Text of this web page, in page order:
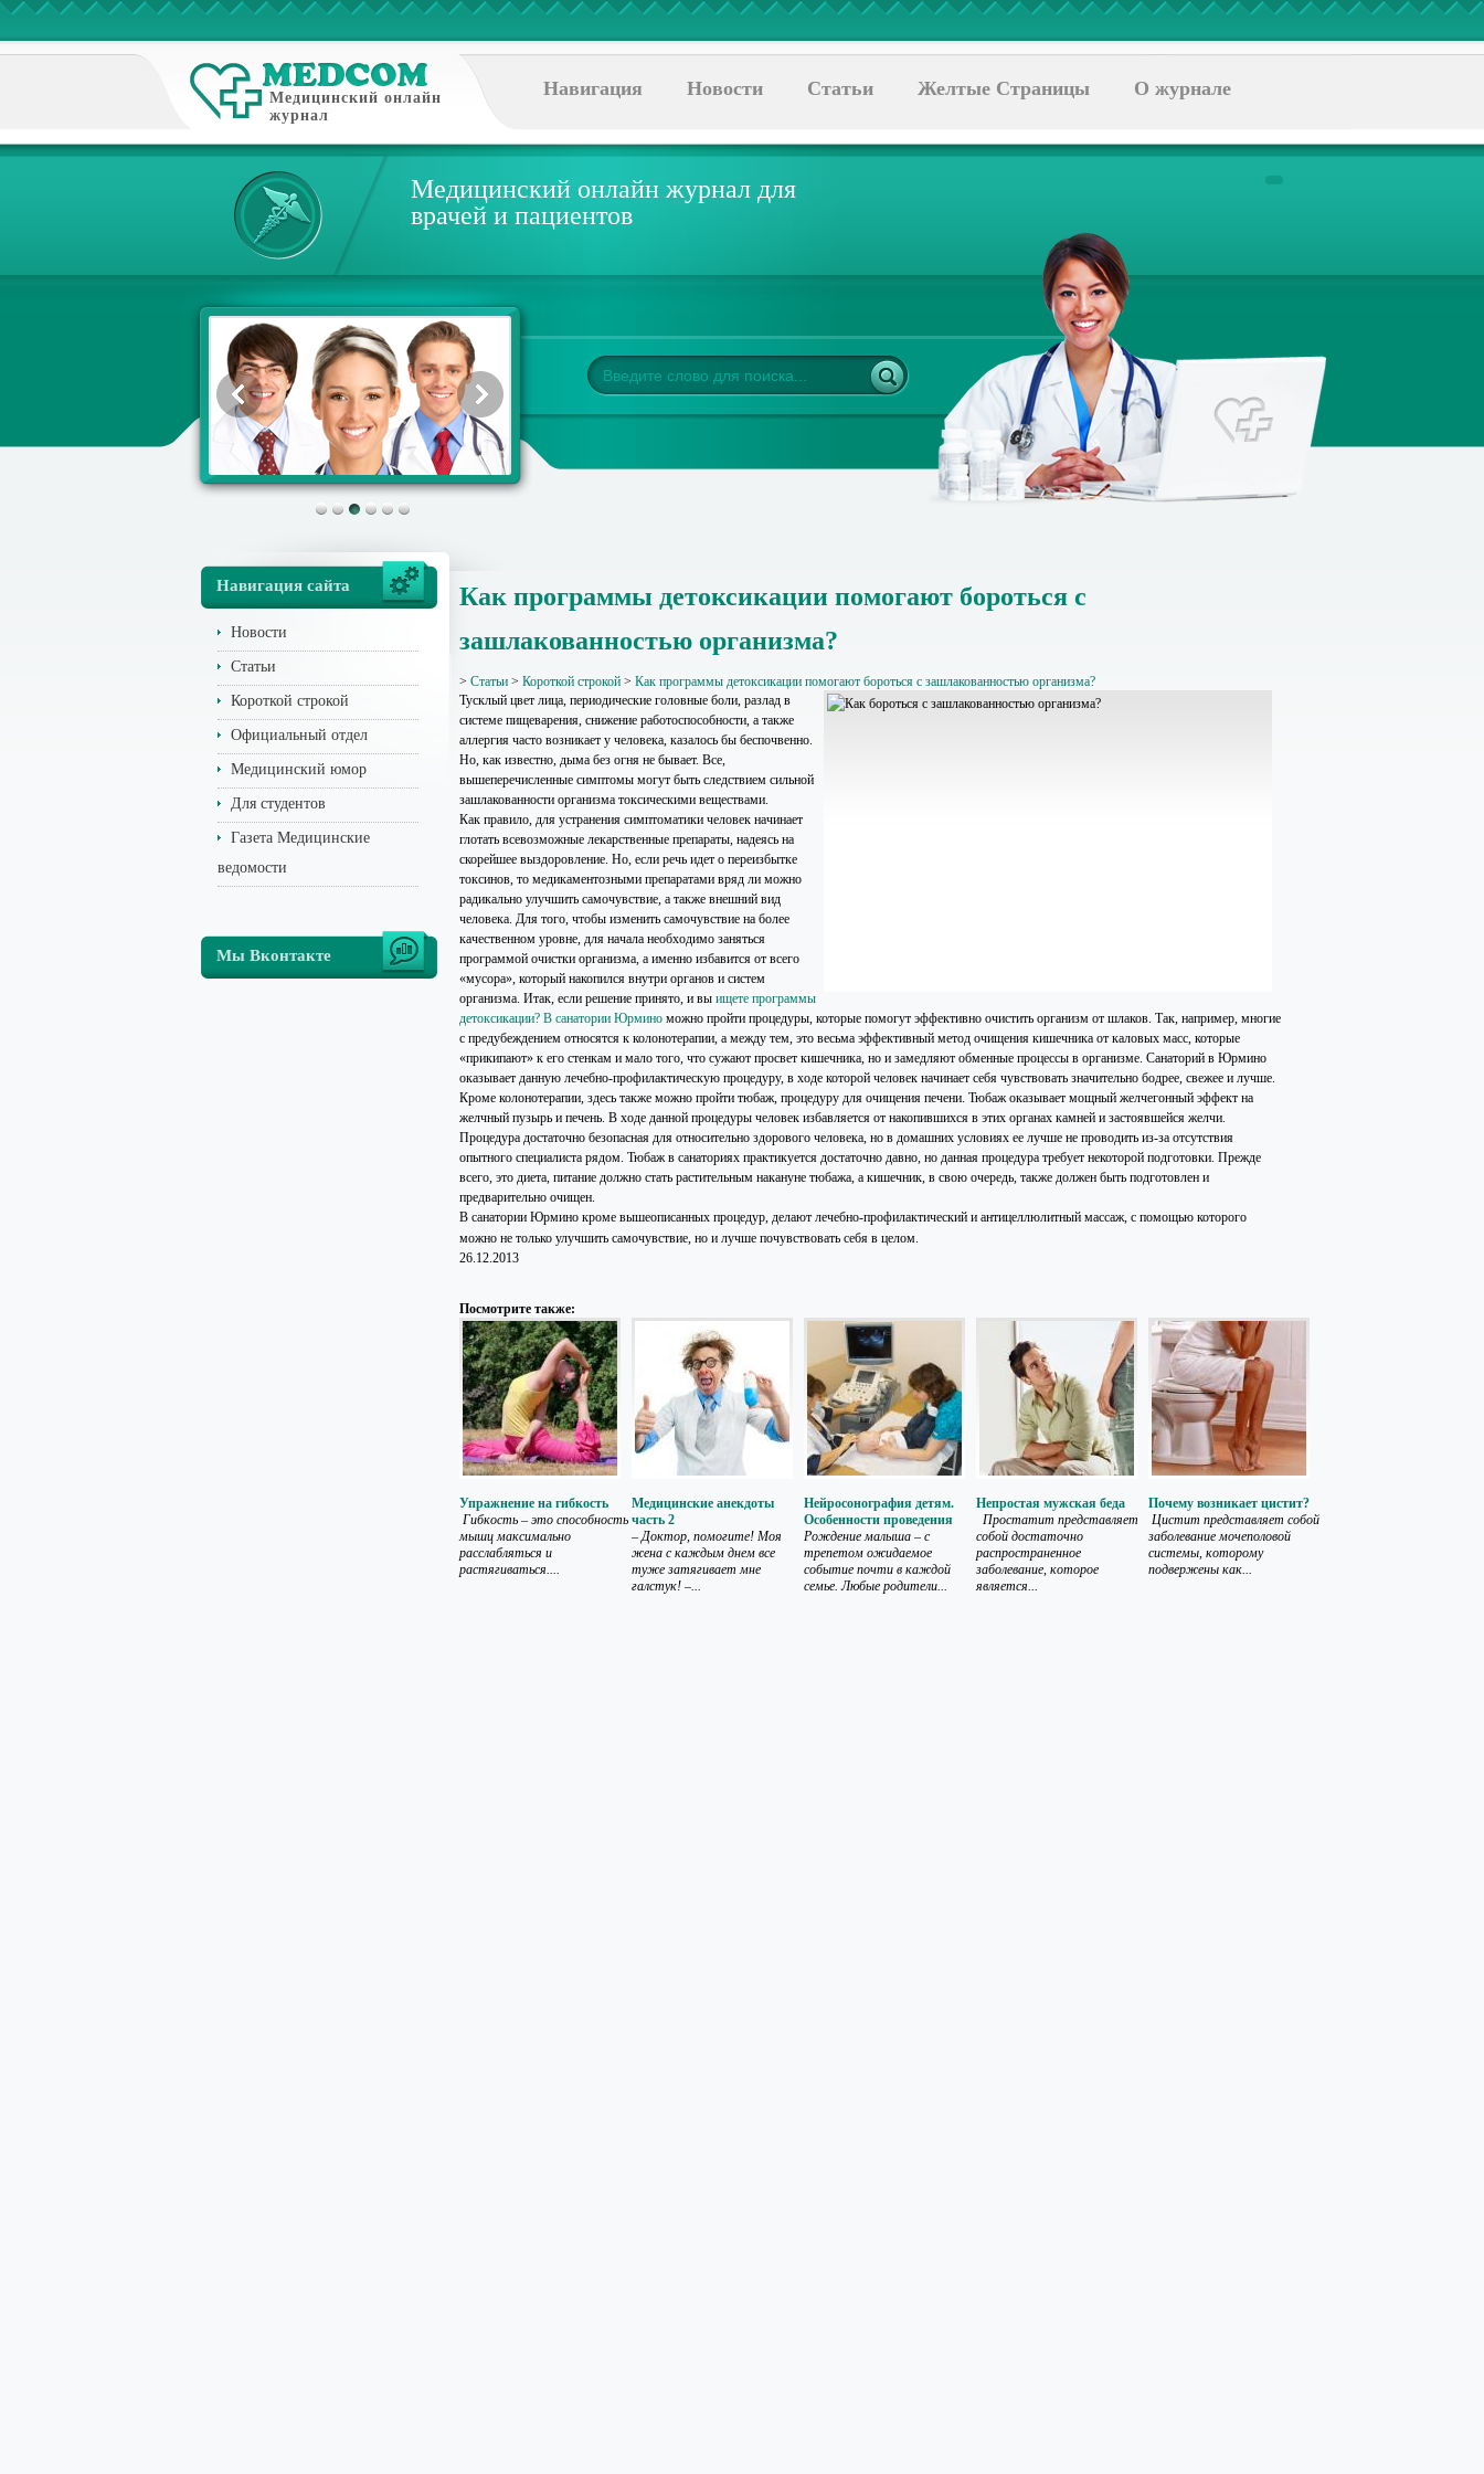
Медицинский онлайн
журнал
Навигация Новости Статьи Желтые Страницы О журнале
Медицинский онлайн журнал для
врачей и пациентов
Навигация сайта
Новости
Статьи
Короткой строкой
Официальный отдел
Медицинский юмор
Для студентов
Газета Медицинские
ведомости
Мы Вконтакте
Как программы детоксикации помогают бороться с
зашлакованностью организма?
> Статьи > Короткой строкой > Как программы детоксикации помогают бороться с зашлакованностью организма?
Тусклый цвет лица, периодические головные боли, разлад в
системе пищеварения, снижение работоспособности, а также
аллергия часто возникает у человека, казалось бы беспочвенно.
Но, как известно, дыма без огня не бывает. Все,
вышеперечисленные симптомы могут быть следствием сильной
зашлакованности организма токсическими веществами.
Как правило, для устранения симптоматики человек начинает
глотать всевозможные лекарственные препараты, надеясь на
скорейшее выздоровление. Но, если речь идет о переизбытке
токсинов, то медикаментозными препаратами вряд ли можно
радикально улучшить самочувствие, а также внешний вид
человека. Для того, чтобы изменить самочувствие на более
качественном уровне, для начала необходимо заняться
программой очистки организма, а именно избавится от всего
«мусора», который накопился внутри органов и систем
организма. Итак, если решение принято, и вы ищете программы
детоксикации? В санатории Юрмино можно пройти процедуры, которые помогут эффективно очистить организм от шлаков. Так, например, многие
с предубеждением относятся к колонотерапии, а между тем, это весьма эффективный метод очищения кишечника от каловых масс, которые
«прикипают» к его стенкам и мало того, что сужают просвет кишечника, но и замедляют обменные процессы в организме. Санаторий в Юрмино
оказывает данную лечебно-профилактическую процедуру, в ходе которой человек начинает себя чувствовать значительно бодрее, свежее и лучше.
Кроме колонотерапии, здесь также можно пройти тюбаж, процедуру для очищения печени. Тюбаж оказывает мощный желчегонный эффект на
желчный пузырь и печень. В ходе данной процедуры человек избавляется от накопившихся в этих органах камней и застоявшейся желчи.
Процедура достаточно безопасная для относительно здорового человека, но в домашних условиях ее лучше не проводить из-за отсутствия
опытного специалиста рядом. Тюбаж в санаториях практикуется достаточно давно, но данная процедура требует некоторой подготовки. Прежде
всего, это диета, питание должно стать растительным накануне тюбажа, а кишечник, в свою очередь, также должен быть подготовлен и
предварительно очищен.
В санатории Юрмино кроме вышеописанных процедур, делают лечебно-профилактический и антицеллюлитный массаж, с помощью которого
можно не только улучшить самочувствие, но и лучше почувствовать себя в целом.
26.12.2013
Посмотрите также:
Упражнение на гибкость
Гибкость – это способность
мышц максимально
расслабляться и
растягиваться....
Медицинские анекдоты
часть 2
– Доктор, помогите! Моя
жена с каждым днем все
туже затягивает мне
галстук! –...
Нейросонография детям.
Особенности проведения
Рождение малыша – с
трепетом ожидаемое
событие почти в каждой
семье. Любые родители...
Непростая мужская беда
Простатит представляет
собой достаточно
распространенное
заболевание, которое
является...
Почему возникает цистит?
Цистит представляет собой
заболевание мочеполовой
системы, которому
подвержены как...